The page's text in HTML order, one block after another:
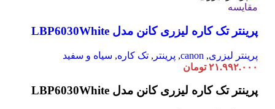
مقایسه
پرینتر تک کاره لیزری کانن مدل LBP6030White
پرینتر لیزری,
canon
, پرینتر , تک کاره, سیاه و سفید
۲۱.۹۹۲.۰۰۰ تومان
پرینتر تک کاره لیزری کانن مدل LBP6030White